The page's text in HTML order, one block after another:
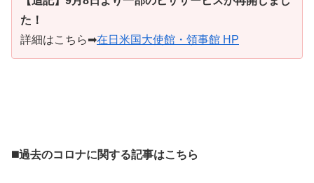
た！
詳細はこちら➡︎在日米国大使館・領事館 HP
◼️過去のコロナに関する記事はこちら